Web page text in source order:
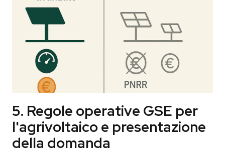
5. Regole operative GSE per
l'agrivoltaico e presentazione
della domanda